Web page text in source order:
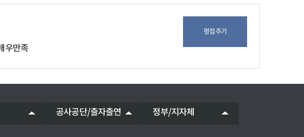
우만족
평점주기
공사공단/출자출연 정부/지자체